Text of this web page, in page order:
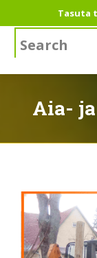
Tasuta
Aia-